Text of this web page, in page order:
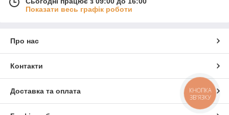
Показати весь графік роботи
Про нас
Контакти
Доставка та оплата
КНОПКА
ЗВ'ЯЗКУ